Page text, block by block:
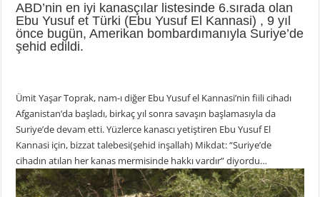
ABD’nin en iyi kanasçılar listesinde 6.sırada olan
Ebu Yusuf et Türki (Ebu Yusuf El Kannasi) , 9 yıl
önce bugün, Amerikan bombardımanıyla Suriye’de
şehid edildi.
Ümit Yaşar Toprak, nam-ı diğer Ebu Yusuf el Kannasi’nin fiili cihadı
Afganistan’da başladı, birkaç yıl sonra savaşın başlamasıyla da
Suriye’de devam etti. Yüzlerce kanascı yetiştiren Ebu Yusuf El
Kannasi için, bizzat talebesi(şehid inşallah) Mikdat: “Suriye’de
cihadın atılan her kanas mermisinde hakkı vardır” diyordu…